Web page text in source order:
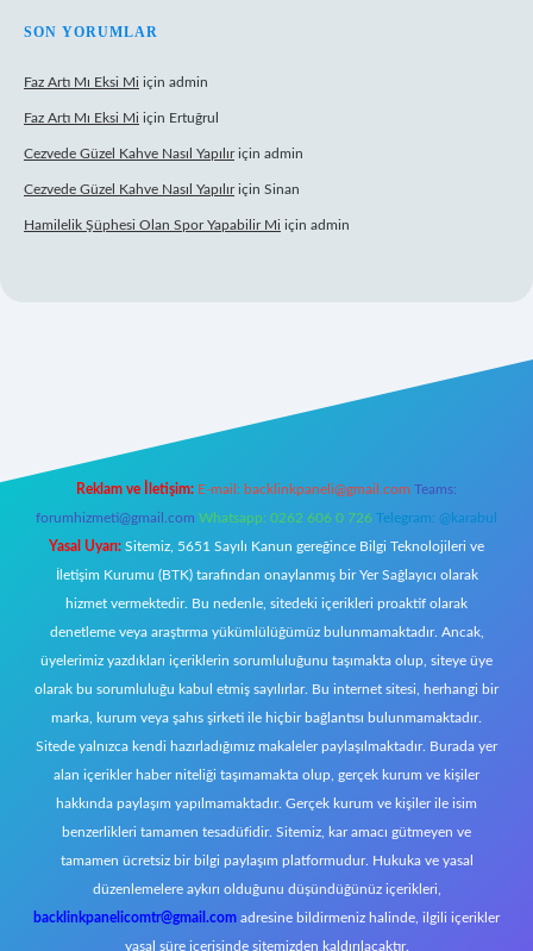
SON YORUMLAR
Faz Artı Mı Eksi Mi için admin
Faz Artı Mı Eksi Mi için Ertuğrul
Cezvede Güzel Kahve Nasıl Yapılıriçin admin
Cezvede Güzel Kahve Nasıl Yapılıriçin Sinan
Hamilelik Şüphesi Olan Spor Yapabilir Mi için admin
Reklam ve İletişim: E-mail: backlinkpaneli@gmail.com Teams:
forumhizmeti@gmail.com Whatsapp: 0262 606 0 726 Telegram: @karabul
Yasal Uyarı: Sitemiz, 5651 Sayılı Kanun gereğince Bilgi Teknolojileri ve
İletişim Kurumu (BTK) tarafından onaylanmış bir Yer Sağlayıcı olarak
hizmet vermektedir. Bu nedenle, sitedeki içerikleri proaktif olarak
denetleme veya araştırma yükümlülüğümüz bulunmamaktadır. Ancak,
üyelerimiz yazdıkları içeriklerin sorumluluğunu taşımakta olup, siteye üye
olarak bu sorumluluğu kabul etmiş sayılırlar. Bu internet sitesi, herhangi bir
marka, kurum veya şahıs şirketi ile hiçbir bağlantısı bulunmamaktadır.
Sitede yalnızca kendi hazırladığımız makaleler paylaşılmaktadır. Burada yer
alan içerikler haber niteliği taşımamakta olup, gerçek kurum ve kişiler
hakkında paylaşım yapılmamaktadır. Gerçek kurum ve kişiler ile isim
benzerlikleri tamamen tesadüfidir. Sitemiz, kar amacı gütmeyen ve
tamamen ücretsiz bir bilgi paylaşım platformudur. Hukuka ve yasal
düzenlemelere aykırı olduğunu düşündüğünüz içerikleri,
backlinkpanelicomtr@gmail.com adresine bildirmeniz halinde, ilgili içerikler
yasal süre içerisinde sitemizden kaldırılacaktır.